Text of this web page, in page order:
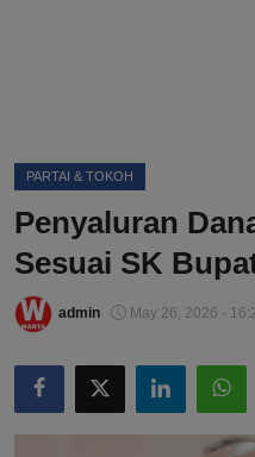
PARTAI & TOKOH
Penyaluran
Sesuai SK
admin May 26, 2026 -